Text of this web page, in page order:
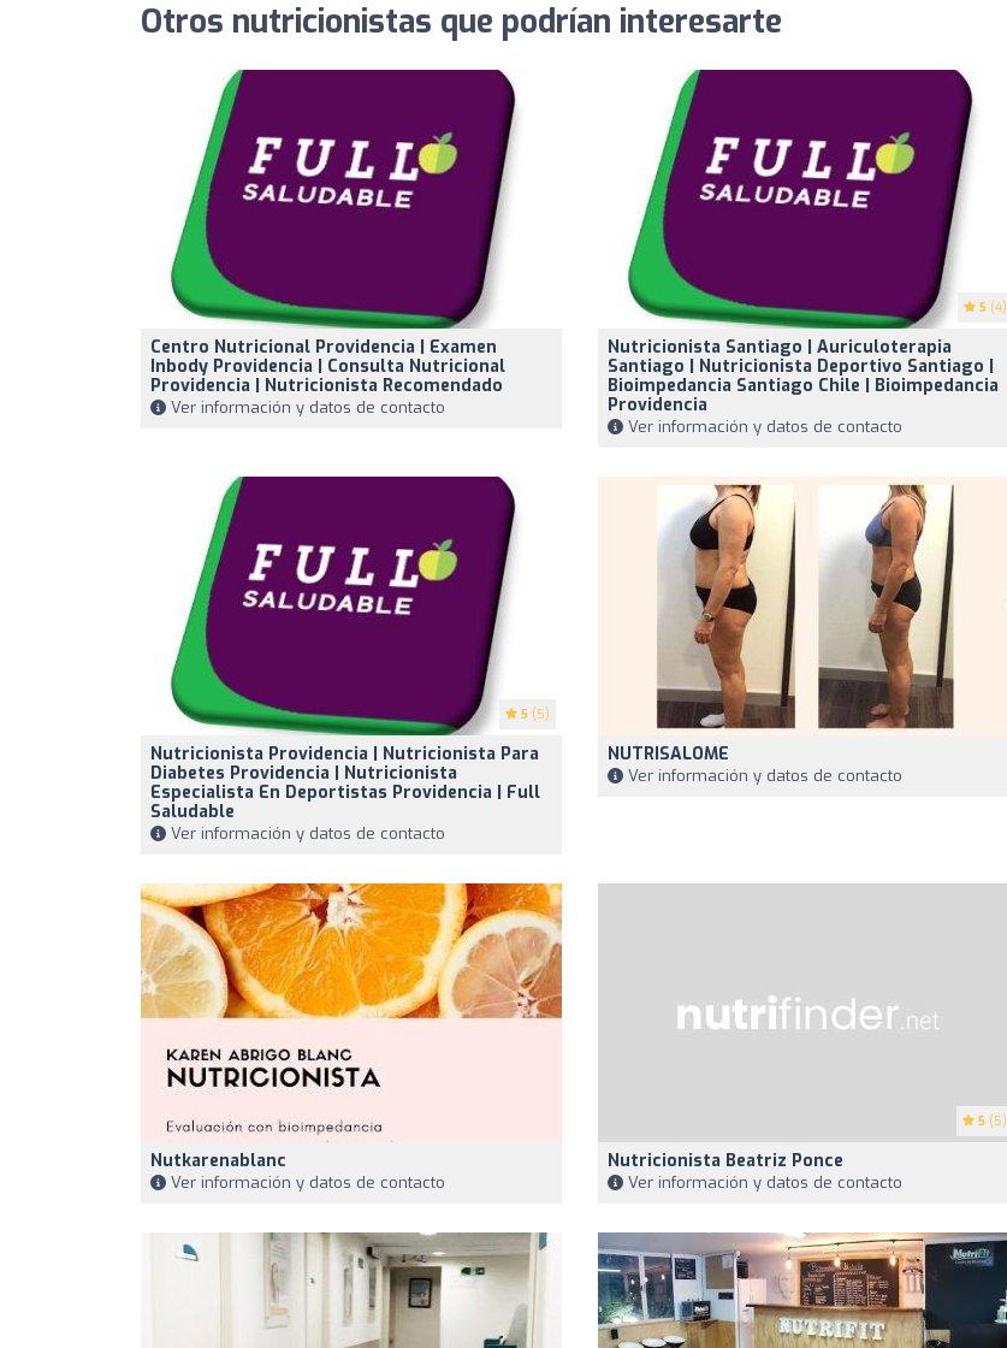
Otros nutricionistas que podrían interesarte
Centro Nutricional Providencia | Examen
Inbody Providencia | Consulta Nutricional
Providencia | Nutricionista Recomendado
Ver información y datos de contacto
5 (4)
Nutricionista Santiago | Auriculoterapia
Santiago | Nutricionista Deportivo Santiago |
Bioimpedancia Santiago Chile | Bioimpedancia
Providencia
Ver información y datos de contacto
5 (5)
Nutricionista Providencia | Nutricionista Para
Diabetes Providencia | Nutricionista
Especialista En Deportistas Providencia | Full
Saludable
Ver información y datos de contacto
NUTRISALOME
Ver información y datos de contacto
Nutkarenablanc
Ver información y datos de contacto
5 (5)
Nutricionista Beatriz Ponce
Ver información y datos de contacto